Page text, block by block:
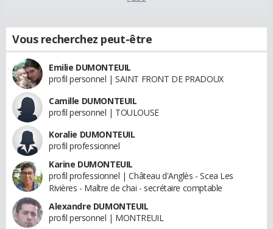
Vous recherchez peut-être
Emilie DUMONTEUIL
profil personnel | SAINT FRONT DE PRADOUX
Camille DUMONTEUIL
profil personnel | TOULOUSE
Koralie DUMONTEUIL
profil professionnel
Karine DUMONTEUIL
profil professionnel | Château d'Anglès - Scea Les
Rivières - Maître de chai - secrétaire comptable
Alexandre DUMONTEUIL
profil personnel | MONTREUIL